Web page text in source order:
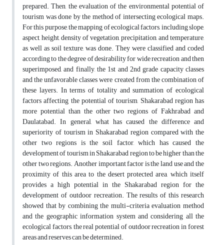
prepared. Then, the evaluation of the environmental potential of
tourism was done by the method of intersecting ecological maps.
For this purpose, the mapping of ecological factors, including slope,
aspect, height, density of vegetation, precipitation, and temperature,
as well as soil texture, was done. They were classified and coded
according to the degree of desirability for wide recreation and then
superimposed, and finally, the 1st and 2nd grade capacity classes
and the unfavorable classes were created from the combination of
these layers. In terms of totality and summation of ecological
factors affecting the potential of tourism, Shakarabad region has
more potential than the other two regions of Fakhrabad and
Daulatabad. In general, what has caused the difference and
superiority of tourism in Shakarabad region compared with the
other two regions is the soil factor, which has caused the
development of tourism in Shakarabad region to be higher than the
other two regions. Another important factor is the land use and the
proximity of this area to the desert protected area, which itself
provides a high potential in the Shakarabad region for the
development of outdoor recreation. The results of this research
showed that by combining the multi-criteria evaluation method
and the geographic information system and considering all the
ecological factors, the real potential of outdoor recreation in forest
areas and reserves can be determined.